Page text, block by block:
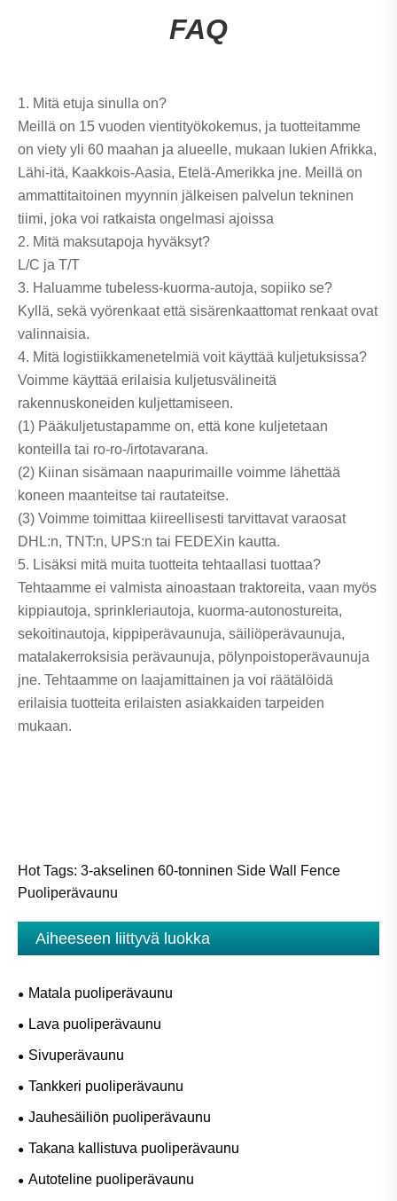
FAQ
1. Mitä etuja sinulla on?
Meillä on 15 vuoden vientityökokemus, ja tuotteitamme
on viety yli 60 maahan ja alueelle, mukaan lukien Afrikka,
Lähi-itä, Kaakkois-Aasia, Etelä-Amerikka jne. Meillä on
ammattitaitoinen myynnin jälkeisen palvelun tekninen
tiimi, joka voi ratkaista ongelmasi ajoissa
2. Mitä maksutapoja hyväksyt?
L/C ja T/T
3. Haluamme tubeless-kuorma-autoja, sopiiko se?
Kyllä, sekä vyörenkaat että sisärenkaattomat renkaat ovat
valinnaisia.
4. Mitä logistiikkamenetelmiä voit käyttää kuljetuksissa?
Voimme käyttää erilaisia ​​kuljetusvälineitä
rakennuskoneiden kuljettamiseen.
(1) Pääkuljetustapamme on, että kone kuljetetaan
konteilla tai ro-ro-/irtotavarana.
(2) Kiinan sisämaan naapurimaille voimme lähettää
koneen maanteitse tai rautateitse.
(3) Voimme toimittaa kiireellisesti tarvittavat varaosat
DHL:n, TNT:n, UPS:n tai FEDEXin kautta.
5. Lisäksi mitä muita tuotteita tehtaallasi tuottaa?
Tehtaamme ei valmista ainoastaan ​​traktoreita, vaan myös
kippiautoja, sprinkleriautoja, kuorma-autonostureita,
sekoitinautoja, kippiperävaunuja, säiliöperävaunuja,
matalakerroksisia perävaunuja, pölynpoistoperävaunuja
jne. Tehtaamme on laajamittainen ja voi räätälöidä
erilaisia ​​tuotteita erilaisten asiakkaiden tarpeiden
mukaan.
Hot Tags: 3-akselinen 60-tonninen Side Wall Fence
Puoliperävaunu
Aiheeseen liittyvä luokka
Matala puoliperävaunu
Lava puoliperävaunu
Sivuperävaunu
Tankkeri puoliperävaunu
Jauhesäiliön puoliperävaunu
Takana kallistuva puoliperävaunu
Autoteline puoliperävaunu